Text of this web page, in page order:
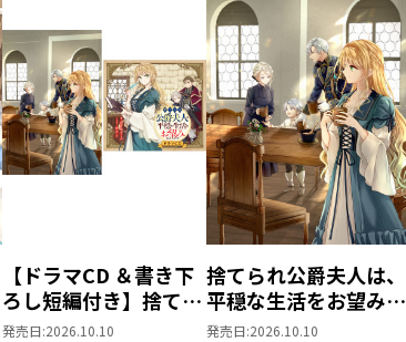
【ドラマCD ＆書き下
ろし短編付き】捨てら
れ公爵夫人は、平穏な
発売日:2026.10.10
捨てられ公爵夫人は、
平穏な生活をお望みの
ようです5
発売日:2026.10.10